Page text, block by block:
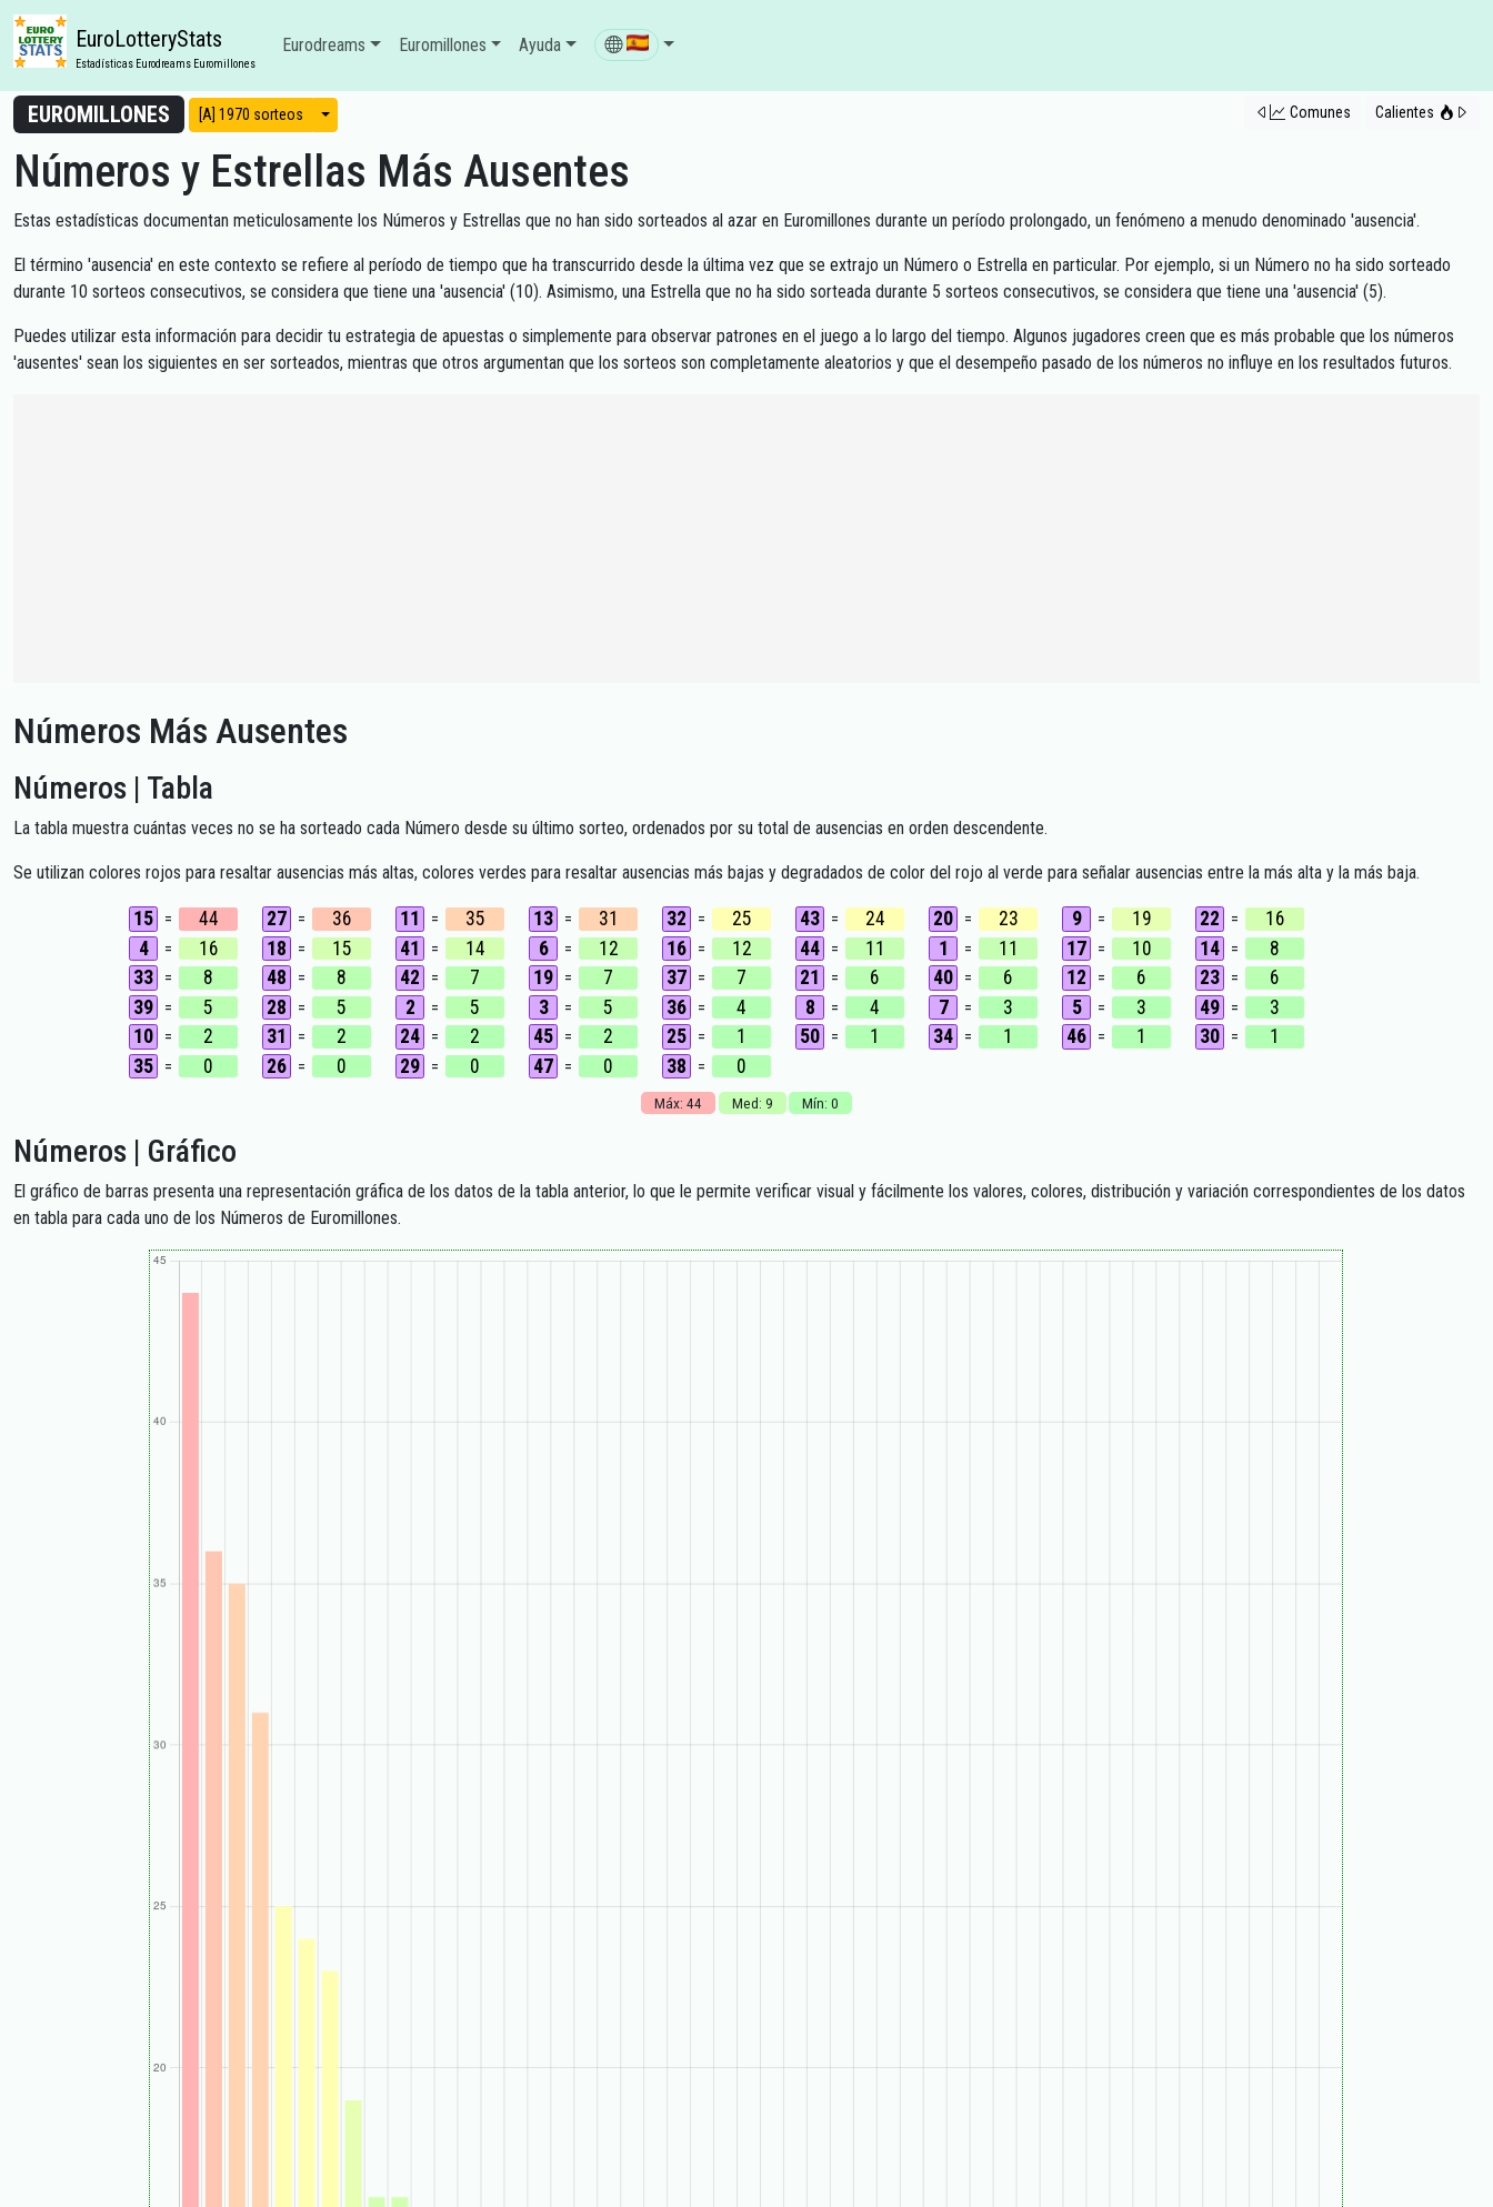
EuroLotteryStats
Estadísticas Eurodreams Euromillones
Eurodreams Euromillones Ayuda
EUROMILLONES [A] 1970 sorteos Modos de vista Comunes Calientes
Números y Estrellas Más Ausentes
Estas estadísticas documentan meticulosamente los Números y Estrellas que no han sido sorteados al azar en Euromillones durante un período prolongado, un fenómeno a menudo denominado 'ausencia'.
El término 'ausencia' en este contexto se refiere al período de tiempo que ha transcurrido desde la última vez que se extrajo un Número o Estrella en particular. Por ejemplo, si un Número no ha sido sorteado
durante 10 sorteos consecutivos, se considera que tiene una 'ausencia' (10). Asimismo, una Estrella que no ha sido sorteada durante 5 sorteos consecutivos, se considera que tiene una 'ausencia' (5).
Puedes utilizar esta información para decidir tu estrategia de apuestas o simplemente para observar patrones en el juego a lo largo del tiempo. Algunos jugadores creen que es más probable que los números
'ausentes' sean los siguientes en ser sorteados, mientras que otros argumentan que los sorteos son completamente aleatorios y que el desempeño pasado de los números no influye en los resultados futuros.
Números Más Ausentes
Números | Tabla
La tabla muestra cuántas veces no se ha sorteado cada Número desde su último sorteo, ordenados por su total de ausencias en orden descendente.
Se utilizan colores rojos para resaltar ausencias más altas, colores verdes para resaltar ausencias más bajas y degradados de color del rojo al verde para señalar ausencias entre la más alta y la más baja.
15 = 44 27 = 36 11 = 35 13 = 31 32 = 25 43 = 24 20 = 23 9 = 19 22 =
16
4
= 16 18 = 15 41 = 14 6 = 12 16 = 12 44 = 11 1 = 11 17 = 10 14 =
8
33 = 8 48 = 8 42 = 7 19 = 7 37 = 7 21 = 6 40 = 6 12 = 6 23 =
6
39 = 5 28 = 5 2 = 5 3 = 5 36 = 4 8 = 4 7 = 3 5 = 3 49 =
3
10 = 2 31 = 2 24 = 2 45 = 2 25 = 1 50 = 1 34 = 1 46 = 1 30 =
1
35 = 0 26 = 0 29 = 0 47 = 0 38 = 0
Máx: 44 Med: 9 Mín: 0
Números | Gráfico
El gráfico de barras presenta una representación gráfica de los datos de la tabla anterior, lo que le permite verificar visual y fácilmente los valores, colores, distribución y variación correspondientes de los datos
en tabla para cada uno de los Números de Euromillones.